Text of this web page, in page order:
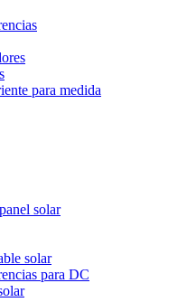
para medida
solar
solar
para DC